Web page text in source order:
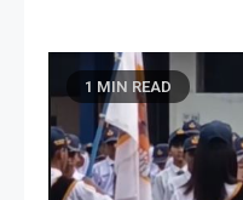
1 MIN READ